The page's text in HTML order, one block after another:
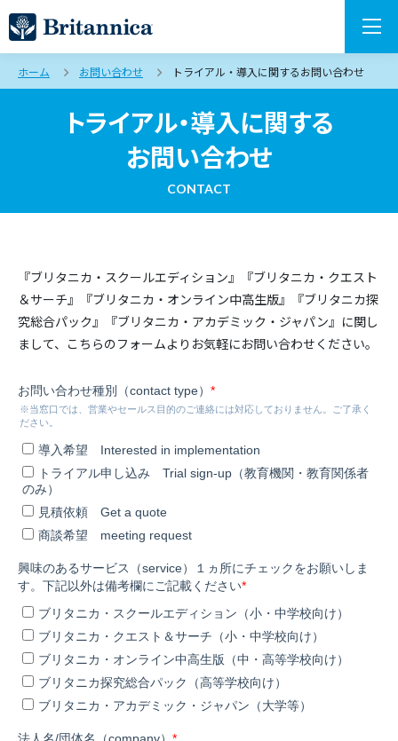
ホーム お問い合わせ トライアル・導入に関するお問い合わせ
トライアル・導入に関する
お問い合わせ
CONTACT
『ブリタニカ・スクールエディション』『ブリタニカ・クエスト
＆サーチ』『ブリタニカ・オンライン中高生版』『ブリタニカ探
究総合パック』『ブリタニカ・アカデミック・ジャパン』に関し
まして、こちらのフォームよりお気軽にお問い合わせください。